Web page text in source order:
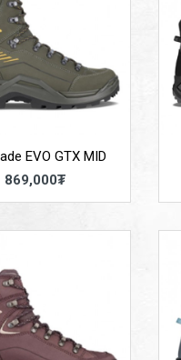
EVO GTX MID
869,000₮